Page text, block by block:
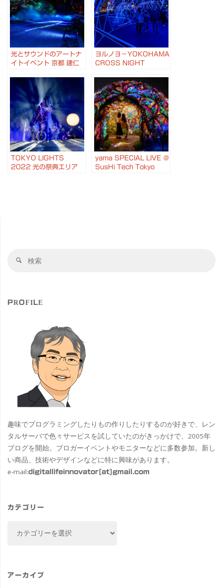
光とサウンドのアートナ
イトイベント 京都 建仁
間拝観 ZEN NIGHT
WALK KYOTO
ヨルノヨ－YOKOHAMA
CROSS NIGHT
浜みなとみらいの夜景
TOKYO LIGHTS
2022 光の祭典エリア
yama SPECIAL LIVE ＠
SusHi Tech Tokyo
検
PROFILE
趣味でプログラミングしたりもの作りしたりするのが好きで、レン
タルサーバで色々サービスを試していたのがきっかけで、2005年
ブログを開始。ブロガーイベントやモニターなどに多数参加。新し
い商品、技術やデザインなどに特に興味があります。
e-mail:digitallifeinnovator[at]gmail.com
カテゴリー
ー
アーカイブ